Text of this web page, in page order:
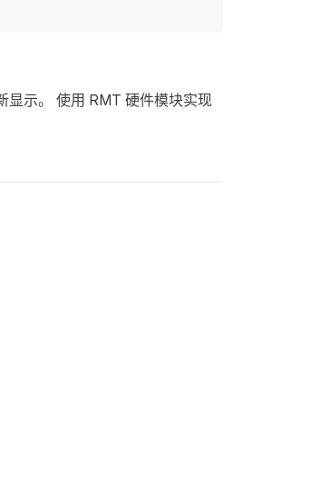
显示。 使用 RMT 硬件模块实现